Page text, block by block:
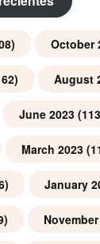
October
August
June 2023
March 2023
January